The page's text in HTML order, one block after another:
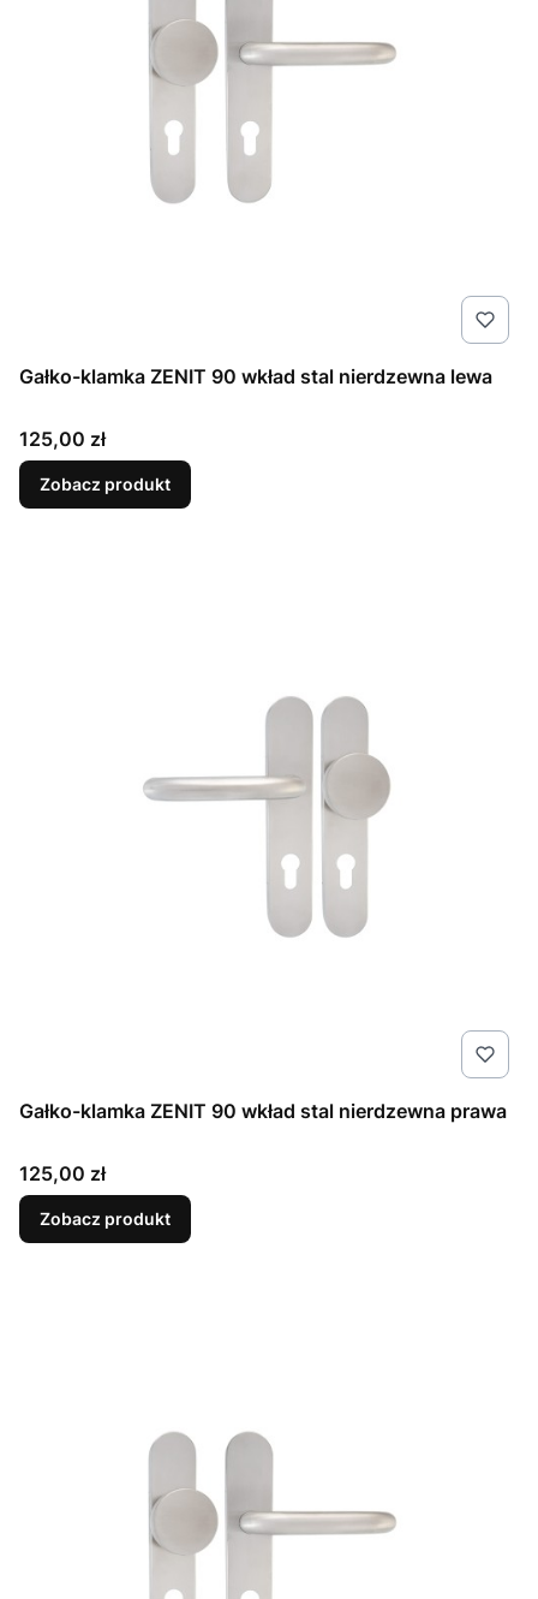
Gałko-klamka ZENIT 90 wkład stal nierdzewna lewa
Cena
125,00 zł
Zobacz produkt
Gałko-klamka ZENIT 90 wkład stal nierdzewna prawa
Cena
125,00 zł
Zobacz produkt